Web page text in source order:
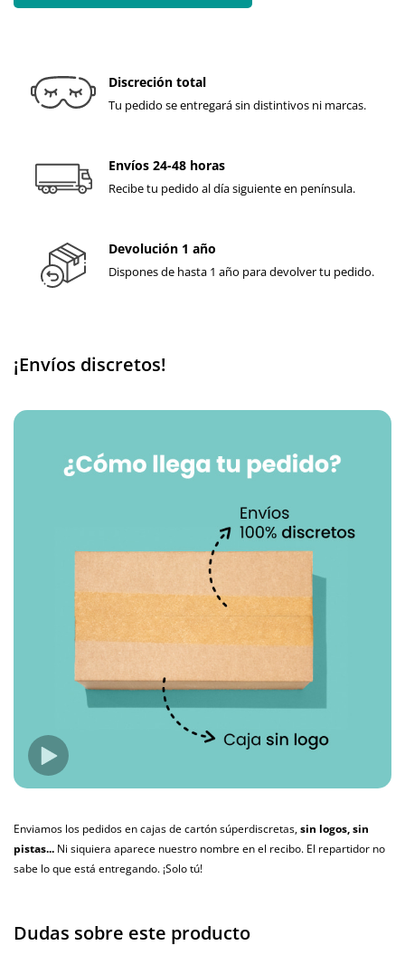
Discreción total
Tu pedido se entregará sin distintivos ni marcas.
Envíos 24-48 horas
Recibe tu pedido al día siguiente en península.
Devolución 1 año
Dispones de hasta 1 año para devolver tu pedido.
¡Envíos discretos!
Enviamos los pedidos en cajas de cartón súperdiscretas,sin logos, sin
pistas... Ni siquiera aparece nuestro nombre en el recibo. El repartidor no
sabe lo que está entregando. ¡Solo tú!
Dudas sobre este producto